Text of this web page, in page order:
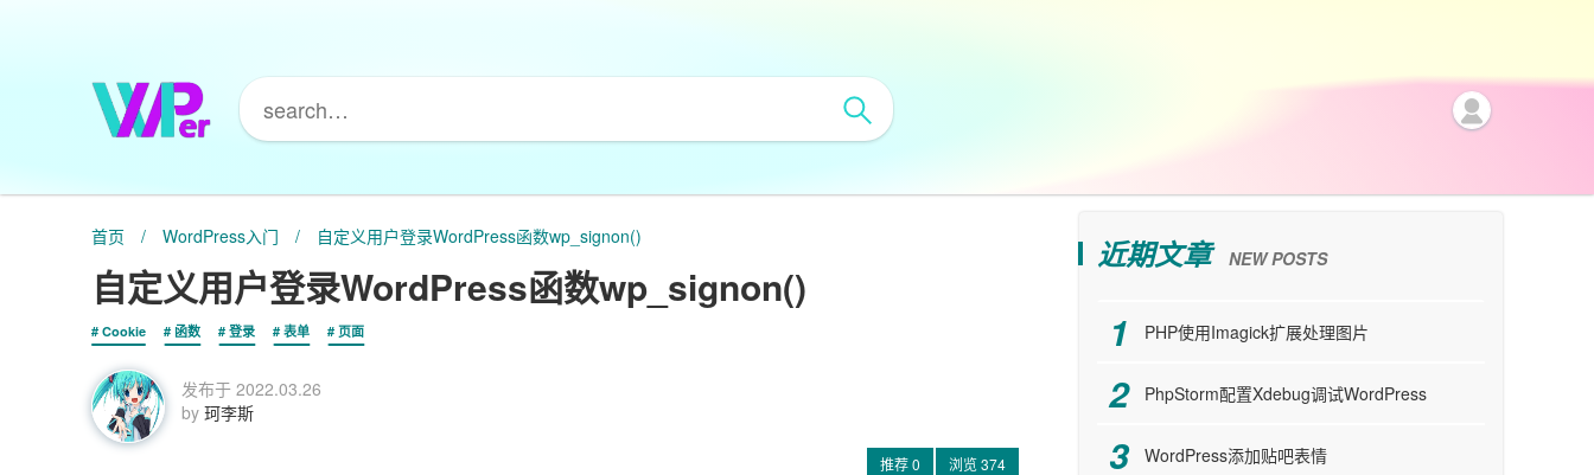
首页 / WordPress入门 / 自定义用户登录WordPress函数wp_signon()
自定义用户登录WordPress函数wp_signon()
Cookie 函数 登录 表单 页面
发布于 2022.03.26
by 珂李斯
推荐0 浏览374
近期文章 NEW POSTS
PHP使用Imagick扩展处理图片
PhpStorm配置Xdebug调试WordPress
WordPress添加贴吧表情